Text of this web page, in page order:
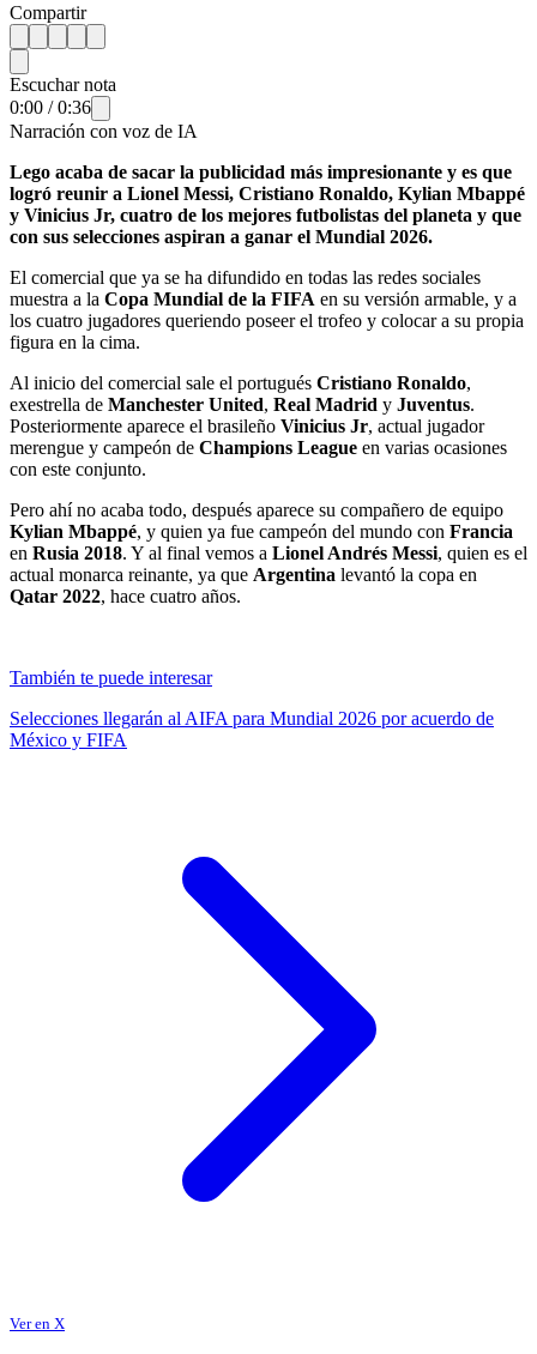
Compartir
Escuchar nota
0:00 /0:36
Narración con voz de IA
Lego acaba de sacar la publicidad más impresionante y es que
logró reunir a Lionel Messi, Cristiano Ronaldo, Kylian Mbappé
y Vinicius Jr, cuatro de los mejores futbolistas del planeta y que
con sus selecciones aspiran a ganar el Mundial 2026.
El comercial que ya se ha difundido en todas las redes sociales
muestra a la Copa Mundial de la FIFA en su versión armable, y a
los cuatro jugadores queriendo poseer el trofeo y colocar a su propia
figura en la cima.
Al inicio del comercial sale el portugués Cristiano Ronaldo,
exestrella de Manchester United, Real Madrid y Juventus.
Posteriormente aparece el brasileño Vinicius Jr, actual jugador
merengue y campeón de Champions League en varias ocasiones
con este conjunto.
Pero ahí no acaba todo, después aparece su compañero de equipo
Kylian Mbappé, y quien ya fue campeón del mundo con Francia
en Rusia 2018. Y al final vemos a Lionel Andrés Messi, quien es el
actual monarca reinante, ya que Argentina levantó la copa en
Qatar 2022, hace cuatro años.
También te puede interesar
Selecciones llegarán al AIFA para Mundial 2026 por acuerdo de
México y FIFA
Ver en X